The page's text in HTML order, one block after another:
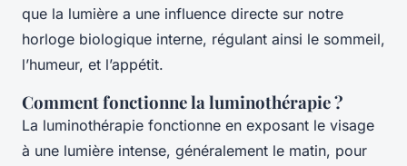
que la lumière a une influence directe sur notre
horloge biologique interne, régulant ainsi le sommeil,
l’humeur, et l’appétit.
Comment fonctionne la luminothérapie ?
La luminothérapie fonctionne en exposant le visage
à une lumière intense, généralement le matin, pour